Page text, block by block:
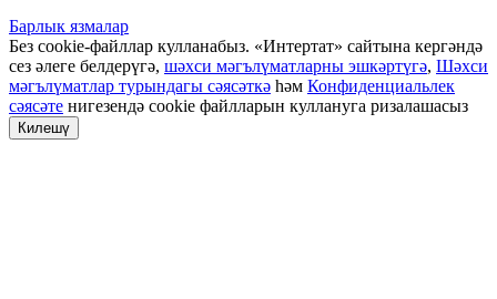
Барлык язмалар
Без cookie-файллар кулланабыз. «Интертат» сайтына кергәндә
сез әлеге белдерүгә, шәхси мәгълүматларны эшкәртүгә, Шәхси
мәгълүматлар турындагы сәясәткә һәм Конфиденциальлек
сәясәте нигезендә cookie файлларын куллануга ризалашасыз
Килешү